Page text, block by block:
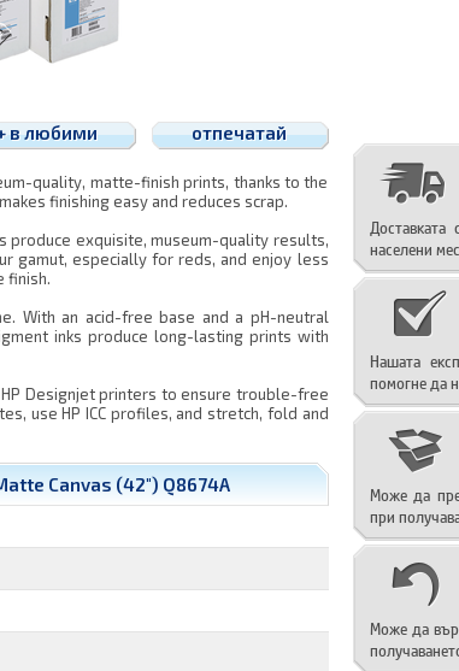
населени
Нашата
помогне да
Може да
при
Може да
в любими отпечатай
quality, matte-finish prints, thanks to the
finishing easy and reduces scrap.
produce exquisite, museum-quality results,
gamut, especially for reds, and enjoy less
finish.
With an acid-free base and a pH-neutral
inks produce long-lasting prints with
Designjet printers to ensure trouble-free
use HP ICC profiles, and stretch, fold and
Canvas (42") Q8674A